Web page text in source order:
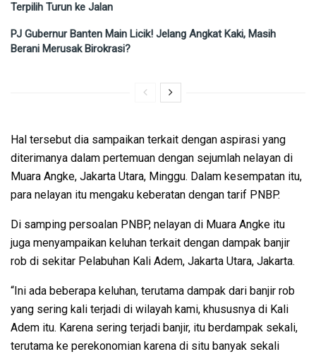
Terpilih Turun ke Jalan
PJ Gubernur Banten Main Licik! Jelang Angkat Kaki, Masih
Berani Merusak Birokrasi?
Hal tersebut dia sampaikan terkait dengan aspirasi yang
diterimanya dalam pertemuan dengan sejumlah nelayan di
Muara Angke, Jakarta Utara, Minggu. Dalam kesempatan itu,
para nelayan itu mengaku keberatan dengan tarif PNBP.
Di samping persoalan PNBP, nelayan di Muara Angke itu
juga menyampaikan keluhan terkait dengan dampak banjir
rob di sekitar Pelabuhan Kali Adem, Jakarta Utara, Jakarta.
“Ini ada beberapa keluhan, terutama dampak dari banjir rob
yang sering kali terjadi di wilayah kami, khususnya di Kali
Adem itu. Karena sering terjadi banjir, itu berdampak sekali,
terutama ke perekonomian karena di situ banyak sekali